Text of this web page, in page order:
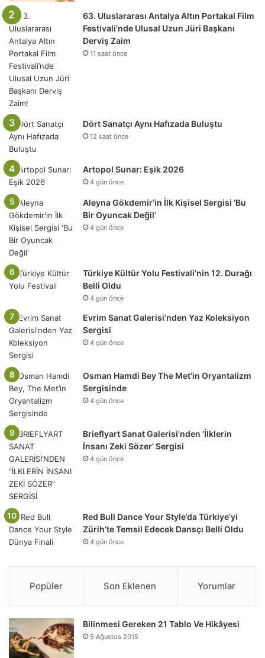
63. Uluslararası Antalya Altın Portakal Film
Festivali’nde Ulusal Uzun Jüri Başkanı
Derviş Zaim
11 saat önce
Dört Sanatçı Aynı Hafızada Buluştu
12 saat önce
Artopol Sunar: Eşik 2026
4 gün önce
Aleyna Gökdemir’in İlk Kişisel Sergisi ‘Bu
Bir Oyuncak Değil’
4 gün önce
Türkiye Kültür Yolu Festivali’nin 12. Durağı
Belli Oldu
4 gün önce
Evrim Sanat Galerisi’nden Yaz Koleksiyon
Sergisi
4 gün önce
Osman Hamdi Bey The Met’in Oryantalizm
Sergisinde
4 gün önce
Brieflyart Sanat Galerisi’nden ‘İlklerin
İnsanı Zeki Sözer’ Sergisi
4 gün önce
Red Bull Dance Your Style’da Türkiye’yi
Zürih’te Temsil Edecek Dansçı Belli Oldu
4 gün önce
Popüler Son Eklenen Yorumlar
Bilinmesi Gereken 21 Tablo Ve Hikâyesi
5 Ağustos 2015